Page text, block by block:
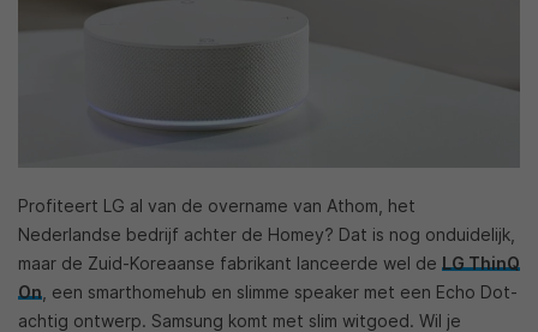
Profiteert LG al van de overname van Athom, het
Nederlandse bedrijf achter de Homey? Dat is nog onduidelijk,
maar de Zuid-Koreaanse fabrikant lanceerde wel de LG ThinQ
On , een smarthomehub en slimme speaker met een Echo Dot-
achtig ontwerp. Samsung komt met slim witgoed. Wil je